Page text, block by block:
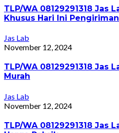
TLP/WA 08129291318 Jas
Khusus Hari Ini
Jas Lab
November 12, 2024
TLP/WA 08129291318 Jas
Murah
Jas Lab
November 12, 2024
TLP/WA 08129291318 Jas